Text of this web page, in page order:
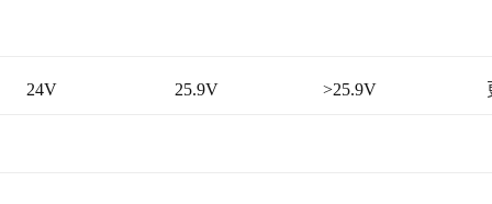
24V 25.9V >25.9V